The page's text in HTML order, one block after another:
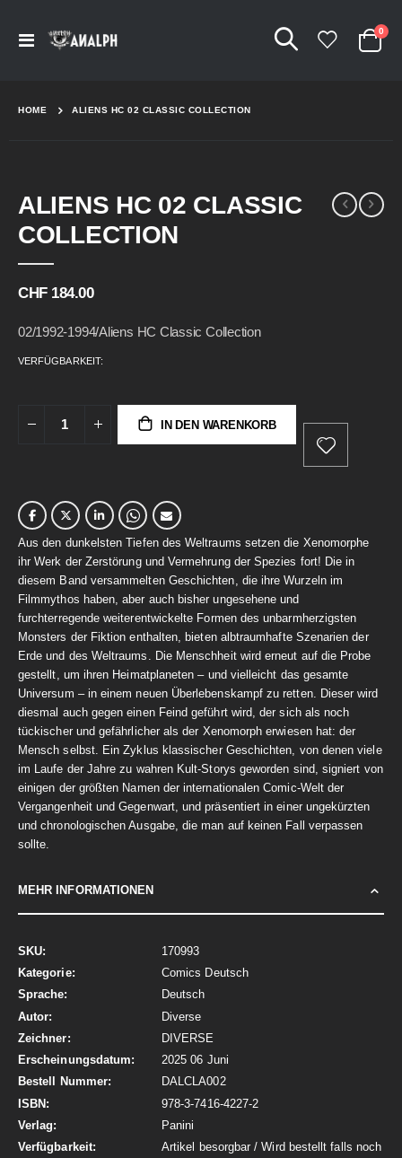
Navigation
Cart
0
HOME ALIENS HC 02 CLASSIC COLLECTION
ALIENS HC 02 CLASSIC
COLLECTION
CHF 184.00
02/1992-1994/Aliens HC Classic Collection
VERFÜGBARKEIT:
IN DEN WARENKORB
Aus den dunkelsten Tiefen des Weltraums setzen die Xenomorphe
ihr Werk der Zerstörung und Vermehrung der Spezies fort! Die in
diesem Band versammelten Geschichten, die ihre Wurzeln im
Filmmythos haben, aber auch bisher ungesehene und
furchterregende weiterentwickelte Formen des unbarmherzigsten
Monsters der Fiktion enthalten, bieten albtraumhafte Szenarien der
Erde und des Weltraums. Die Menschheit wird erneut auf die Probe
gestellt, um ihren Heimatplaneten – und vielleicht das gesamte
Universum – in einem neuen Überlebenskampf zu retten. Dieser wird
diesmal auch gegen einen Feind geführt wird, der sich als noch
tückischer und gefährlicher als der Xenomorph erwiesen hat: der
Mensch selbst. Ein Zyklus klassischer Geschichten, von denen viele
im Laufe der Jahre zu wahren Kult-Storys geworden sind, signiert von
einigen der größten Namen der internationalen Comic-Welt der
Vergangenheit und Gegenwart, und präsentiert in einer ungekürzten
und chronologischen Ausgabe, die man auf keinen Fall verpassen
sollte.
MEHR INFORMATIONEN
Mehr
Informationen
170993
Comics Deutsch
Deutsch
Diverse
DIVERSE
2025 06 Juni
DALCLA002
978-3-7416-4227-2
Panini
Artikel besorgbar / Wird bestellt falls noch
to
the
end
images
to
the
beginning
images